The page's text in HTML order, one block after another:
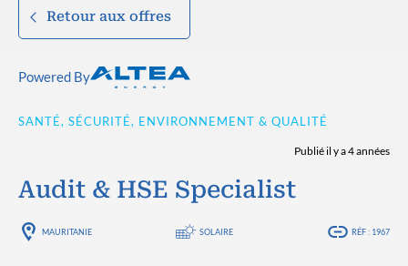
Retour aux offres
Powered By
SANTÉ, SÉCURITÉ, ENVIRONNEMENT & QUALITÉ
Publié il y a 4 années
Audit & HSE Specialist
MAURITANIE SOLAIRE RÉF : 1967